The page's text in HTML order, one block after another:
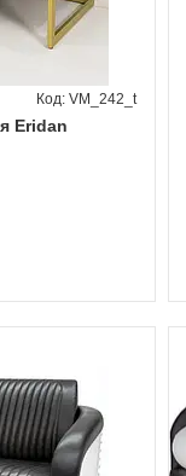
Eridan
VM_242_t